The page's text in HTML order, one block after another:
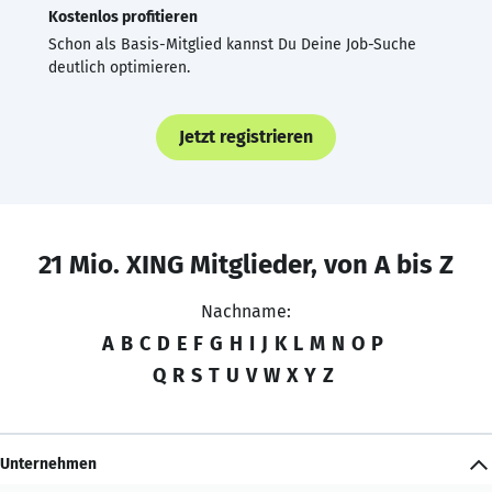
Kostenlos profitieren
Schon als Basis-Mitglied kannst Du Deine Job-Suche
deutlich optimieren.
Jetzt registrieren
21 Mio. XING Mitglieder, von A bis Z
Nachname:
A B C D E F G H I J K L M N O P
Q R S T U V W X Y Z
Unternehmen